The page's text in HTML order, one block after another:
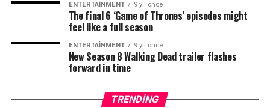
ENTERTAINMENT 9 yıl önce
The final 6 ‘Game of Thrones’ episodes might
feel like a full season
ENTERTAINMENT 9 yıl önce
New Season 8 Walking Dead trailer flashes
forward in time
TRENDING